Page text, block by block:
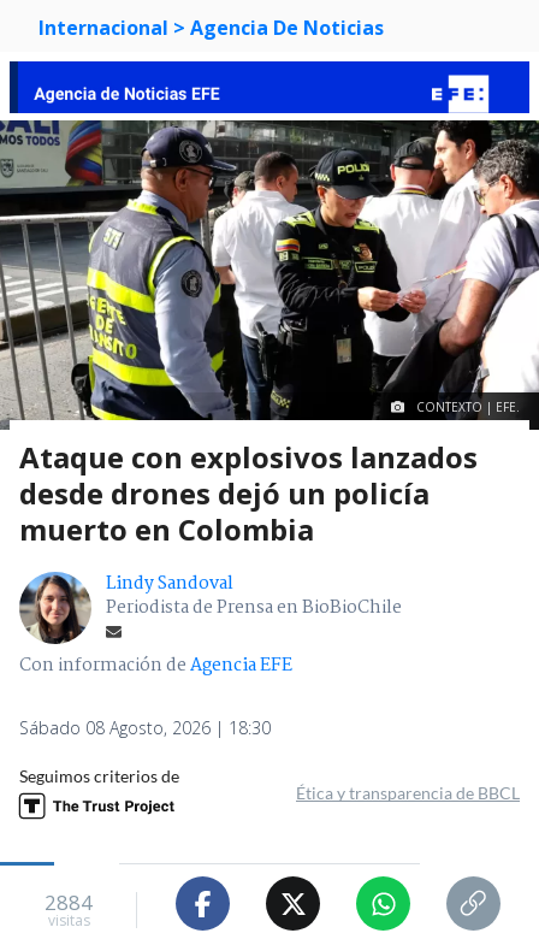
Internacional > Agencia De Noticias
CONTEXTO | EFE.
Ataque con explosivos lanzados
desde drones dejó un policía
muerto en Colombia
Lindy Sandoval
Periodista de Prensa en BioBioChile
Con información deAgencia EFE
Sábado 08 Agosto, 2026 | 18:30
Seguimos criterios de
Ética y transparencia de BBCL
2884
visitas